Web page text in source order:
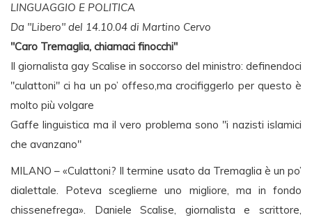
LINGUAGGIO E POLITICA
Da "Libero" del 14.10.04 di Martino Cervo
"Caro Tremaglia, chiamaci finocchi"
Il giornalista gay Scalise in soccorso del ministro: definendoci
"culattoni" ci ha un po’ offeso,ma crocifiggerlo per questo è
molto più volgare
Gaffe linguistica ma il vero problema sono "i nazisti islamici
che avanzano"
MILANO – «Culattoni? Il termine usato da Tremaglia è un po’
dialettale. Poteva sceglierne uno migliore, ma in fondo
chissenefrega». Daniele Scalise, giornalista e scrittore,